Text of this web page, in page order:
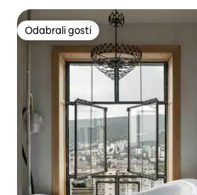
Odabrali gosti
Odabrali gosti